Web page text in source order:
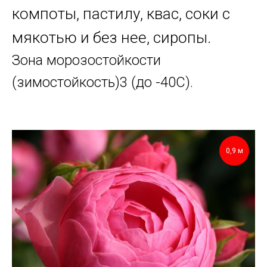
компоты, пастилу, квас, соки с
мякотью и без нее, сиропы.
Зона морозостойкости
(зимостойкость)3 (до -40С).
0,9 м